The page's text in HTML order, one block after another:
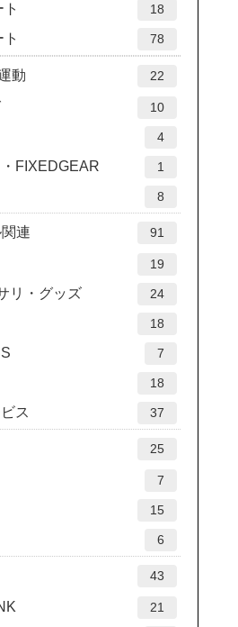
18
78
動 22
10
4
FIXEDGEAR 1
8
連 91
19
リ・グッズ 24
18
7
18
ス 37
25
7
15
6
43
21